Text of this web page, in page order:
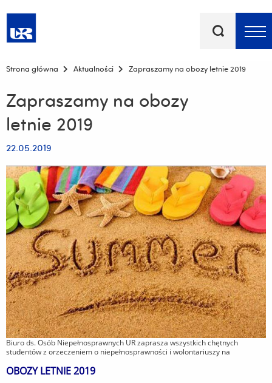
kluczowe
Menu - górna belka
Strona główna Aktualności Zapraszamy na obozy letnie 2019
Zapraszamy na obozy
letnie 2019
22.05.2019
Biuro ds. Osób Niepełnosprawnych UR zaprasza wszystkich chętnych
studentów z orzeczeniem o niepełnosprawności i wolontariuszy na
OBOZY LETNIE 2019